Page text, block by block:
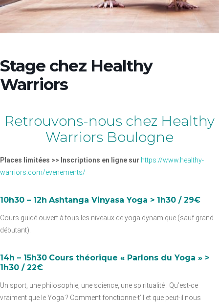
Stage chez Healthy
Warriors
Retrouvons-nous chez Healthy
Warriors Boulogne
Places limitées >> Inscriptions en ligne sur https://www.healthy-
warriors.com/evenements/
10h30 – 12h Ashtanga Vinyasa Yoga > 1h30 / 29€
Cours guidé ouvert à tous les niveaux de yoga dynamique (sauf grand
débutant).
14h – 15h30 Cours théorique « Parlons du Yoga » >
1h30 / 22€
Un sport, une philosophie, une science, une spiritualité : Qu’est-ce
vraiment que le Yoga ? Comment fonctionne-t’il et que peut-il nous